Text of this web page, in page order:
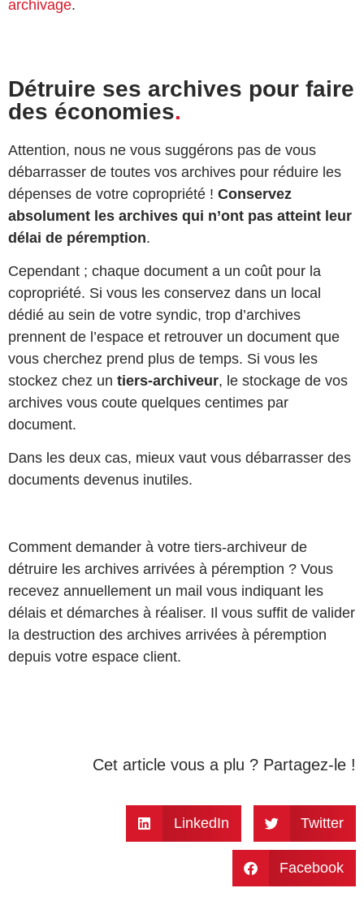
archivage.
Détruire ses archives pour faire
des économies.
Attention, nous ne vous suggérons pas de vous
débarrasser de toutes vos archives pour réduire les
dépenses de votre copropriété ! Conservez
absolument les archives qui n’ont pas atteint leur
délai de péremption.
Cependant ; chaque document a un coût pour la
copropriété. Si vous les conservez dans un local
dédié au sein de votre syndic, trop d’archives
prennent de l’espace et retrouver un document que
vous cherchez prend plus de temps. Si vous les
stockez chez un tiers-archiveur, le stockage de vos
archives vous coute quelques centimes par
document.
Dans les deux cas, mieux vaut vous débarrasser des
documents devenus inutiles.
Comment demander à votre tiers-archiveur de
détruire les archives arrivées à péremption ? Vous
recevez annuellement un mail vous indiquant les
délais et démarches à réaliser. Il vous suffit de valider
la destruction des archives arrivées à péremption
depuis votre espace client.
Cet article vous a plu ? Partagez-le !
LinkedIn Twitter
Facebook